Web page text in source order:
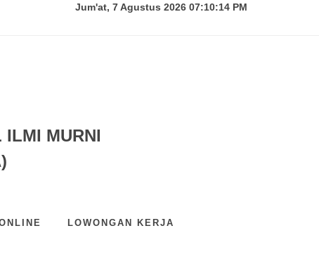
Jum'at, 7 Agustus 2026 07:10:15 PM
ILMI MURNI
LOWONGAN KERJA